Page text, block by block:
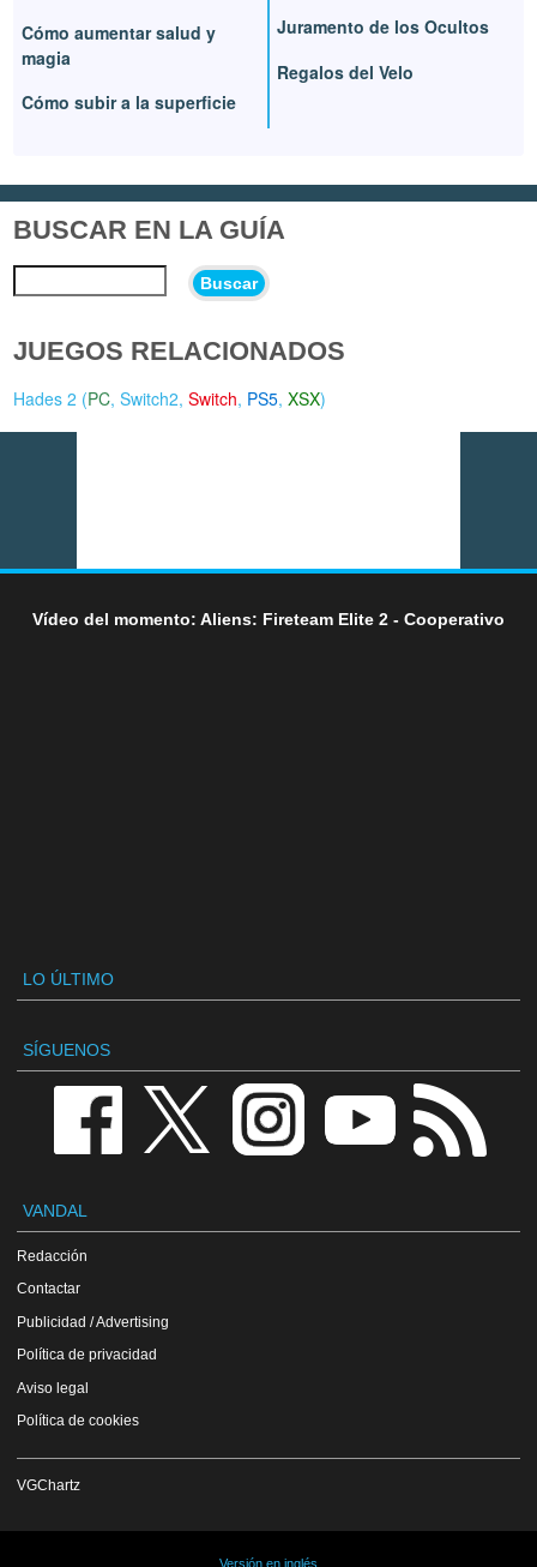
Cómo aumentar salud y
magia
Cómo subir a la superficie
Juramento de los Ocultos
Regalos del Velo
BUSCAR EN LA GUÍA
Buscar
JUEGOS RELACIONADOS
Hades 2 (PC,Switch2,Switch, PS5,XSX)
Vídeo del momento: Aliens: Fireteam Elite 2 - Cooperativo
LO ÚLTIMO
SÍGUENOS
VANDAL
Redacción
Contactar
Publicidad / Advertising
Política de privacidad
Aviso legal
Política de cookies
VGChartz
Versión en inglés